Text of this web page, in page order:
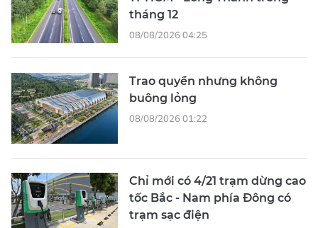
tháng 12
08/08/2026 04:25
Trao quyền nhưng không
buông lỏng
08/08/2026 01:22
Chỉ mới có 4/21 trạm dừng cao
tốc Bắc - Nam phía Đông có
trạm sạc điện